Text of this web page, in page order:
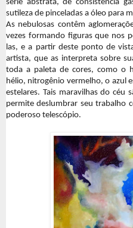
série abstrata, de consistência
sutileza de pinceladas a óleo para
As nebulosas contêm
vezes formando figuras que nos
las, e a partir deste ponto de
artista, que as interpreta sobre
toda a paleta de cores, como o
hélio, nitrogênio vermelho, o azul
estelares. Tais maravilhas do céu
permite deslumbrar seu trabalho
poderoso telescópio.